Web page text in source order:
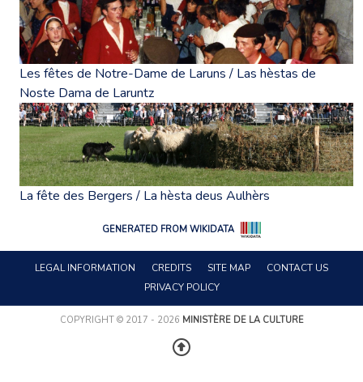
Les fêtes de Notre-Dame de Laruns / Las hèstas de
Noste Dama de Laruntz
La fête des Bergers / La hèsta deus Aulhèrs
GENERATED FROM WIKIDATA
LEGAL INFORMATION CREDITS SITE MAP
CONTACT US
PRIVACY POLICY
COPYRIGHT © 2017 - 2026 MINISTÈRE DE LA CULTURE